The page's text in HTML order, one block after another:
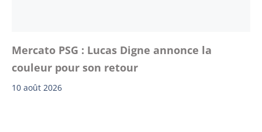
Mercato PSG : Lucas Digne annonce la
couleur pour son retour
10 août 2026